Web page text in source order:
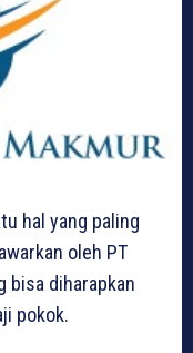
hal yang paling
oleh PT
bisa diharapkan
pokok.